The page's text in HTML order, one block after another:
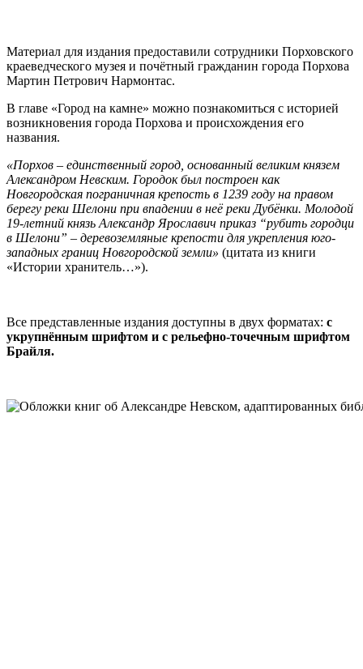
Материал для издания предоставили сотрудники Порховского
краеведческого музея и почётный гражданин города Порхова
Мартин Петрович Нармонтас.
В главе «Город на камне» можно познакомиться с историей
возникновения города Порхова и происхождения его
названия.
«Порхов – единственный город, основанный великим князем
Александром Невским. Городок был построен как
Новгородская пограничная крепость в 1239 году на правом
берегу реки Шелони при впадении в неё реки Дубёнки. Молодой
19-летний князь Александр Ярославич приказ “рубить городци
в Шелони” – деревоземляные крепости для укрепления юго-
западных границ Новгородской земли» (цитата из книги
«Истории хранитель…»).
Все представленные издания доступны в двух форматах: с
укрупнённым шрифтом и с рельефно-точечным шрифтом
Брайля.